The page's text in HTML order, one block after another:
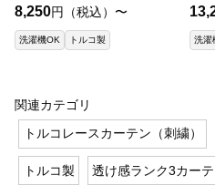
8,250円（税込）〜
洗濯機OK トルコ製 洗濯
関連カテゴリ
トルコレースカーテン（刺繍）
トルコ製 透け感ランク3カーテ